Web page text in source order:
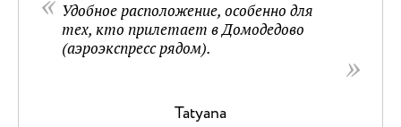
Удобное расположение, особенно для
тех, кто прилетает в Домодедово
(аэроэкспресс рядом).
Tatyana